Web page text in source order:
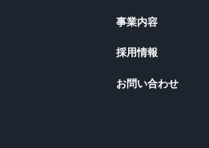
事業内容
採用情報
お問い合わせ